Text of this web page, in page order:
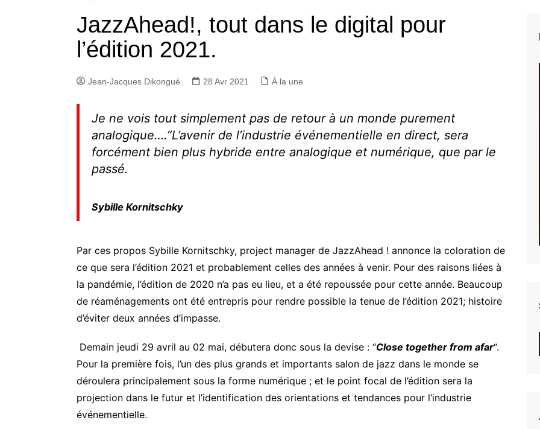
JazzAhead!, tout dans le digital pour
l’édition 2021.
Jean-Jacques Dikongué 28 Avr 2021 À la une
Je ne vois tout simplement pas de retour à un monde purement
analogique….”L’avenir de l’industrie événementielle en direct, sera
forcément bien plus hybride entre analogique et numérique, que par le
passé.
Sybille Kornitschky
Par ces propos Sybille Kornitschky, project manager de JazzAhead ! annonce la coloration de
ce que sera l’édition 2021 et probablement celles des années à venir. Pour des raisons liées à
la pandémie, l’édition de 2020 n’a pas eu lieu, et a été repoussée pour cette année. Beaucoup
de réaménagements ont été entrepris pour rendre possible la tenue de l’édition 2021; histoire
d’éviter deux années d’impasse.
Demain jeudi 29 avril au 02 mai, débutera donc sous la devise : “Close together from afar“.
Pour la première fois, l’un des plus grands et importants salon de jazz dans le monde se
déroulera principalement sous la forme numérique ; et le point focal de l’édition sera la
projection dans le futur et l’identification des orientations et tendances pour l’industrie
événementielle.